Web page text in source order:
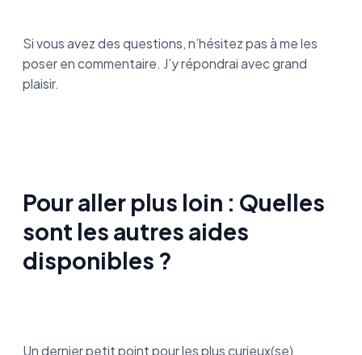
Si vous avez des questions, n’hésitez pas à me les
poser en commentaire. J’y répondrai avec grand
plaisir.
Pour aller plus loin : Quelles
sont les autres aides
disponibles ?
Un dernier petit point pour les plus curieux(se)